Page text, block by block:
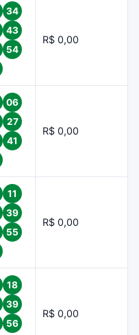
34
43
54
R$ 0,00
06
27
41
R$ 0,00
11
39
55
R$ 0,00
18
39
56
R$ 0,00